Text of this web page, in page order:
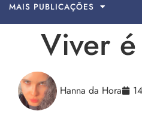
MAIS PUBLICAÇÕES
Viver
Hanna da Hora